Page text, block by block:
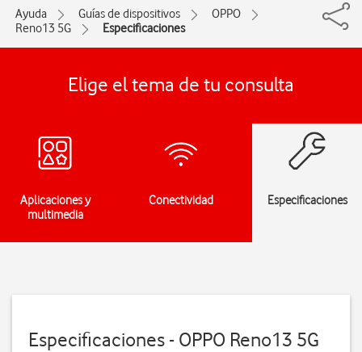
Ayuda Guías de dispositivos
OPPO
Reno13 5G
Especificaciones
Elige el tema de tu consulta
Aplicaciones y
multimedia
Conectividad Especificaciones
Especificaciones - OPPO Reno13 5G